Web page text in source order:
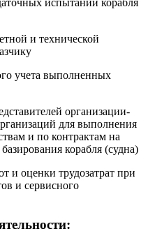
и технической
учета выполненных
организации-
для выполнения
и по контрактам на
корабля (судна)
и оценки трудозатрат при
и сервисного